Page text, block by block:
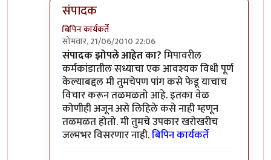
संपादक
बिपिन कार्यकर्ते
सोमवार, 21/06/2010 22:06
In reply toनिषेधbyनितिन थत्ते
संपादक झोपले आहेत का?मिपावरील
कर्मकांडातील सध्याचा एक आवश्यक विधी पूर्ण
केल्याबद्दल मी तुमचेपण पांग कसे फेडू याचाच
विचार करून तळमळतो आहे. इतका वेळ
कोणीही अजून असे लिहिले कसे नाही म्हणून
तळमळत होतो. मी तुमचे उपकार खरोखरीच
जल्मभर विसरणार नाही.बिपिन कार्यकर्ते